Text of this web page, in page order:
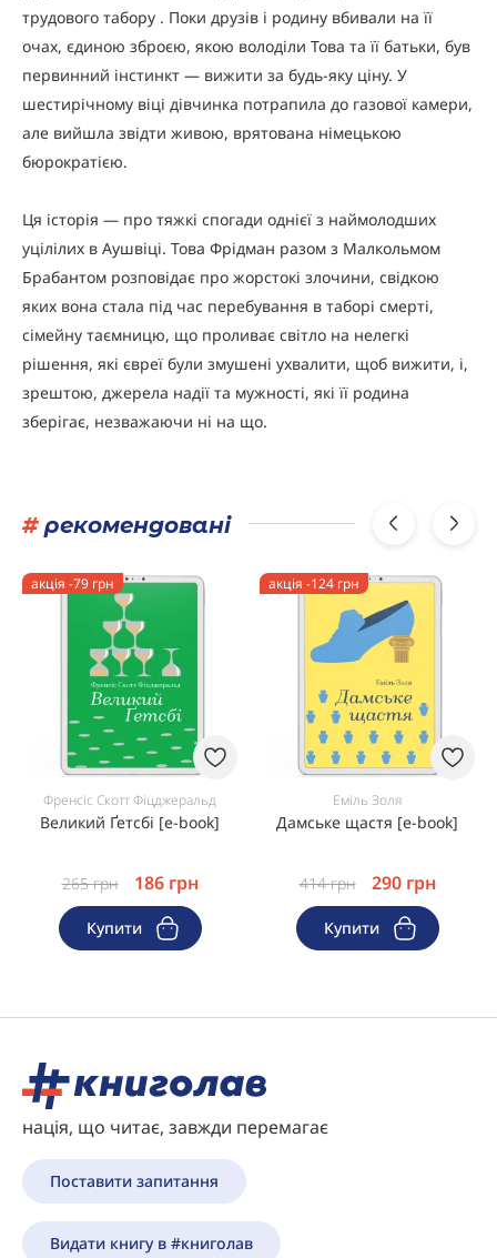
трудового табору . Поки друзів і родину вбивали на її
очах, єдиною зброєю, якою володіли Това та її батьки, був
первинний інстинкт — вижити за будь-яку ціну. У
шестирічному віці дівчинка потрапила до газової камери,
але вийшла звідти живою, врятована німецькою
бюрократією.
Ця історія — про тяжкі спогади однієї з наймолодших
уцілілих в Аушвіці. Това Фрідман разом з Малкольмом
Брабантом розповідає про жорстокі злочини, свідкою
яких вона стала під час перебування в таборі смерті,
сімейну таємницю, що проливає світло на нелегкі
рішення, які євреї були змушені ухвалити, щоб вижити, і,
зрештою, джерела надії та мужності, які її родина
зберігає, незважаючи ні на що.
#рекомендовані
акція -79 грн
Френсіс Скотт Фіцджеральд
Великий Ґетсбі [e-book]
265грн 186 грн
Купити
акція -124 грн
Еміль Золя
Дамське щастя [e-book]
414грн 290 грн
Купити
нація, що читає, завжди перемагає
Поставити запитання
Видати книгу в #книголав